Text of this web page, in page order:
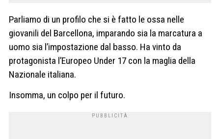
Parliamo di un profilo che si è fatto le ossa nelle
giovanili del Barcellona, imparando sia la marcatura a
uomo sia l’impostazione dal basso. Ha vinto da
protagonista l’Europeo Under 17 con la maglia della
Nazionale italiana.
Insomma, un colpo per il futuro.